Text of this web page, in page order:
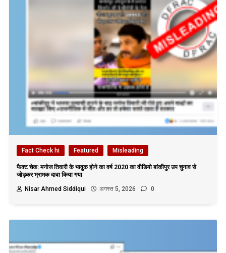
Fact Check hi Featured Misleading
फैक्ट चेक: मनोज तिवारी के भावुक होने का वर्ष 2020 का वीडियो बांकीपुर उप चुनाव से
जोड़कर भ्रामक दावा किया गया
Nisar Ahmed Siddiqui
अगस्त 5, 2026 0